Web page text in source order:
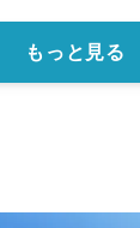
もっと見る